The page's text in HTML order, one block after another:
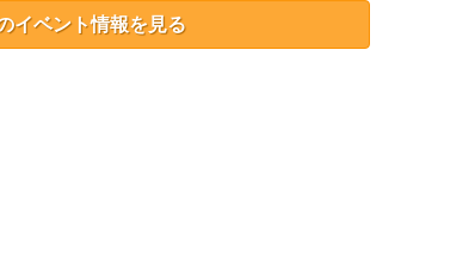
イベント情報を見る